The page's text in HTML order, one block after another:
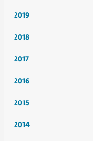
2019
2018
2017
2016
2015
2014